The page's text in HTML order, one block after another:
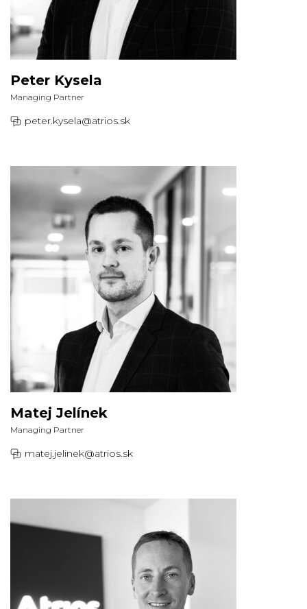
Peter Kysela
Managing Partner
peter.kysela@atrios.sk
Matej Jelínek
Managing Partner
matej.jelinek@atrios.sk